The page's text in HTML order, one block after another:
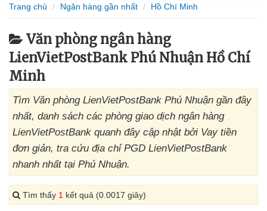
Trang chủ Ngân hàng gần nhất Hồ Chí Minh
Văn phòng ngân hàng
LienVietPostBank Phú Nhuận Hồ Chí
Minh
Tìm Văn phòng LienVietPostBank Phú Nhuận gần đây
nhất, danh sách các phòng giao dịch ngân hàng
LienVietPostBank quanh đây cập nhật bởi Vay tiền
đơn giản, tra cứu địa chỉ PGD LienVietPostBank
nhanh nhất tại Phú Nhuận.
Tìm thấy 1 kết quả (0.0017 giây)